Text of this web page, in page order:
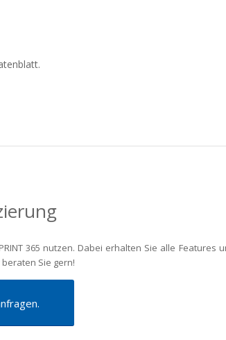
365 nutzen. Dabei erhalten Sie alle Features
Sie gern!